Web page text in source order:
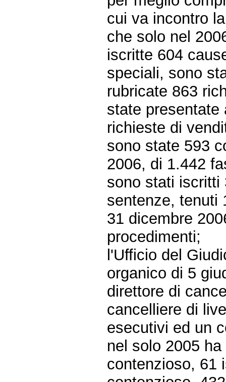
cui va incontro
che solo nel
iscritte 604
speciali, sono
rubricate 863
state presentate
richieste di
sono state 593
2006, di 1.442
sono stati iscritti
sentenze, tenuti
31 dicembre
procedimenti;
l'Ufficio del
organico di 5
direttore di
cancelliere di
esecutivi ed un
nel solo 2005
contenzioso, 61